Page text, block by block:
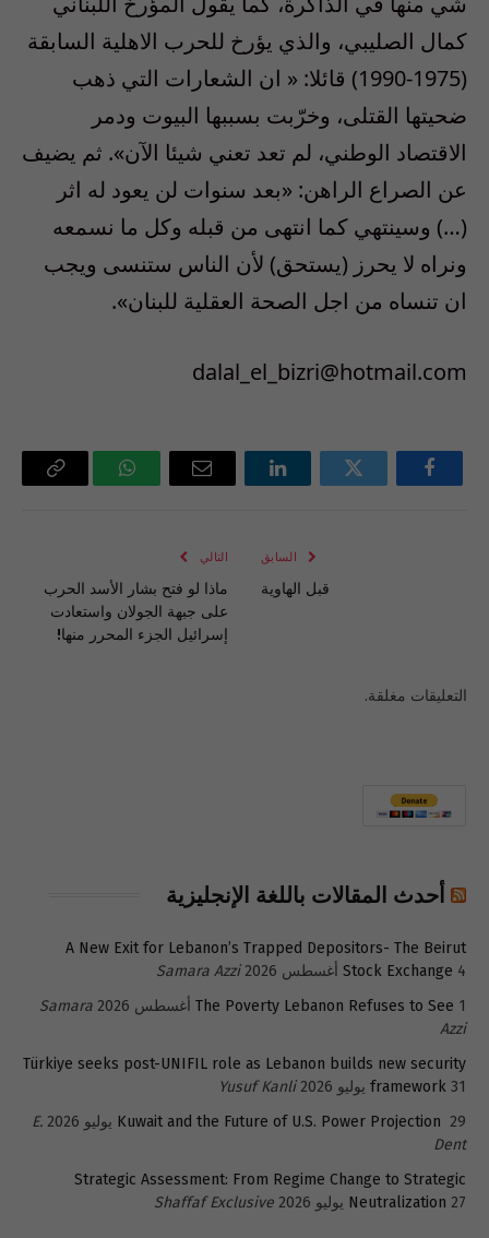
كمال الصليبي، والذي يؤرخ للحرب الاهلية السابقة
(1975-1990) قائلا: « ان الشعارات التي ذهب
ضحيتها القتلى، وخرّبت بسببها البيوت ودمر
الاقتصاد الوطني، لم تعد تعني شيئا الآن». ثم يضيف
عن الصراع الراهن: «بعد سنوات لن يعود له اثر
(…) وسينتهي كما انتهى من قبله وكل ما نسمعه
ونراه لا يحرز (يستحق) لأن الناس ستنسى ويجب
ان تنساه من اجل الصحة العقلية للبنان».
dalal_el_bizri@hotmail.com
فيسبوك تويتر لينكدإن
البريد
واتساب Copy
السابق
قبل الهاوية
التالي
ماذا لو فتح بشار الأسد الحرب
على جبهة الجولان واستعادت
إسرائيل الجزء المحرر منها!
التعليقات مغلقة.
أحدث المقالات باللغة الإنجليزية
A New Exit for Lebanon’s Trapped Depositors- The Beirut
Stock Exchange 4 أغسطس 2026
Samara Azzi
The Poverty Lebanon Refuses to See 1 أغسطس 2026
Samara
Azzi
Türkiye seeks post-UNIFIL role as Lebanon builds new security
framework 31 يوليو 2026
Yusuf Kanli
Kuwait and the Future of U.S. Power Projection 29 يوليو 2026
E.
Dent
Strategic Assessment: From Regime Change to Strategic
Neutralization 27 يوليو 2026 Shaffaf Exclusive